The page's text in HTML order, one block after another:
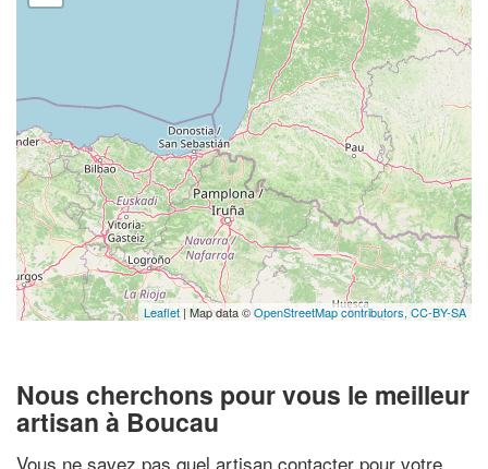
Leaflet | Map data ©OpenStreetMap contributors, CC-BY-SA
Nous cherchons pour vous le meilleur
artisan à Boucau
Vous ne savez pas quel artisan contacter pour votre